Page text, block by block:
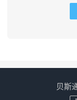
贝斯